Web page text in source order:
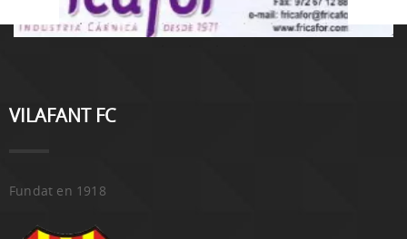
VILAFANT FC
Fundat en 1918